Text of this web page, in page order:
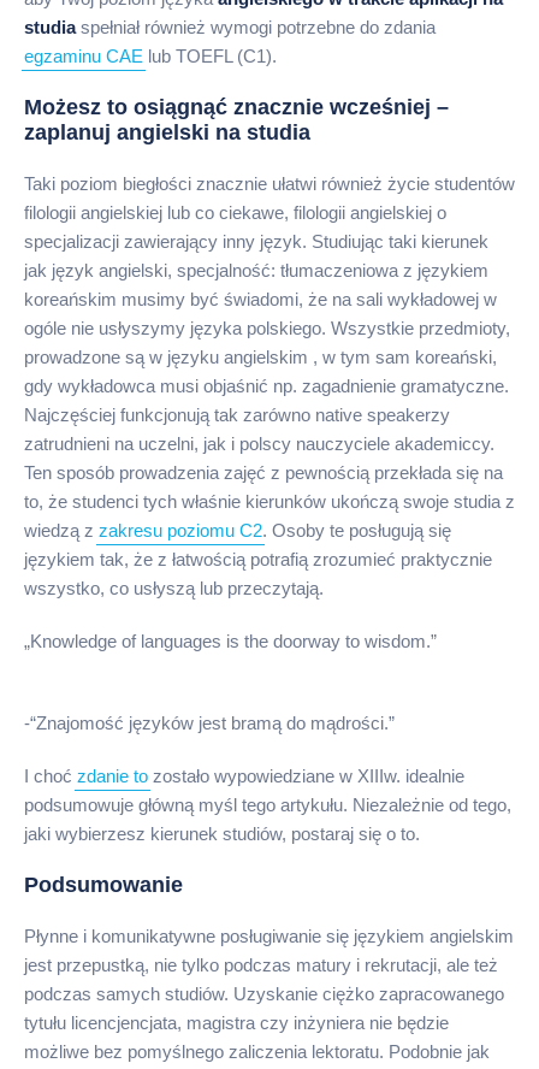
studiaspełniał również wymogi potrzebne do zdania
egzaminu CAE lub TOEFL (C1).
Możesz to osiągnąć znacznie wcześniej –
zaplanuj angielski na studia
Taki poziom biegłości znacznie ułatwi również życie studentów
filologii angielskiej lub co ciekawe, filologii angielskiej o
specjalizacji zawierający inny język. Studiując taki kierunek
jak język angielski, specjalność: tłumaczeniowa z językiem
koreańskim musimy być świadomi, że na sali wykładowej w
ogóle nie usłyszymy języka polskiego. Wszystkie przedmioty,
prowadzone są w języku angielskim , w tym sam koreański,
gdy wykładowca musi objaśnić np. zagadnienie gramatyczne.
Najczęściej funkcjonują tak zarówno native speakerzy
zatrudnieni na uczelni, jak i polscy nauczyciele akademiccy.
Ten sposób prowadzenia zajęć z pewnością przekłada się na
to, że studenci tych właśnie kierunków ukończą swoje studia z
wiedzą z zakresu poziomu C2. Osoby te posługują się
językiem tak, że z łatwością potrafią zrozumieć praktycznie
wszystko, co usłyszą lub przeczytają.
„Knowledge of languages is the doorway to wisdom.”
-“Znajomość języków jest bramą do mądrości.”
I choć zdanie to zostało wypowiedziane w XIIIw. idealnie
podsumowuje główną myśl tego artykułu. Niezależnie od tego,
jaki wybierzesz kierunek studiów, postaraj się o to.
Podsumowanie
Płynne i komunikatywne posługiwanie się językiem angielskim
jest przepustką, nie tylko podczas matury i rekrutacji, ale też
podczas samych studiów. Uzyskanie ciężko zapracowanego
tytułu licencjencjata, magistra czy inżyniera nie będzie
możliwe bez pomyślnego zaliczenia lektoratu. Podobnie jak